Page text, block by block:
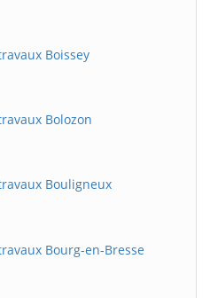
Boissey
Bolozon
Bouligneux
Bourg-en-Bresse